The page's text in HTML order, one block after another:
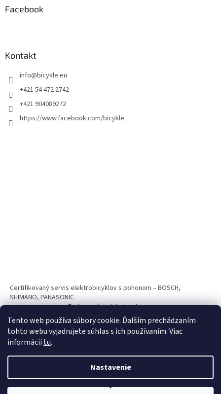
Tento web používa súbory cookie. Ďalším prechádzaním
tohto webu vyjadrujete súhlas s ich používaním. Viac
informáciítu.
Nastavenie
Facebook
Kontakt
info@bicykle.eu
+421 54 472 2742
+421 904089272
https://www.facebook.com/bicykle
Certifikovaný servis elektrobicyklov s pohonom – BOSCH,
SHIMANO, PANASONIC
Partnerský web hokejshop.eu
Vytvoril Shoptet